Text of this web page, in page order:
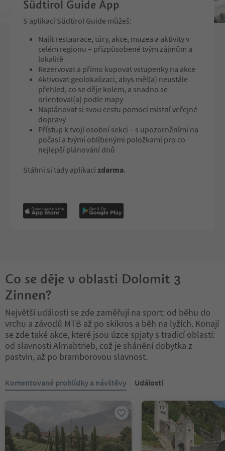
Südtirol Guide App
S aplikací Südtirol Guide můžeš:
Najít restaurace, túry, akce, muzea a aktivity v
celém regionu – přizpůsobené tvým zájmům a
lokalitě
Rezervovat a přímo kupovat vstupenky na akce
Aktivovat geolokalizaci, abys měl(a) neustále
přehled, co se děje kolem, a snadno se
orientoval(a) podle mapy
Naplánovat si svou cestu pomocí místní veřejné
dopravy
Přístup k tvojí osobní sekci – s upozorněními na
počasí a tvými oblíbenými položkami pro co
nejlepší plánování dnů
Stáhni si tady aplikaci zdarma.
Co se děje v oblasti Dolomit 3
Zinnen?
Největší události se zde zaměřují na sport: od běhu do
vrchu a závodů MTB až po skikros a běh na lyžích. Konají
se zde také akce, které jsou úzce spjaty s tradicí oblasti:
od slavnosti Almabtrieb, což je shánění dobytka z
pastvin, až po bramborovou slavnost.
Nacházíte se na tabulkovém posuvníku. Vyberte kartu pro
Komentované prohlídky a návštěvy Události